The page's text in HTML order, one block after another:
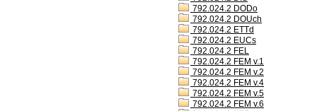
792.024.2 DODo
792.024.2 DOUch
792.024.2 ETTd
792.024.2 EUCs
792.024.2 FEL
792.024.2 FEM v.1
792.024.2 FEM v.2
792.024.2 FEM v.4
792.024.2 FEM v.5
792.024.2 FEM v.6